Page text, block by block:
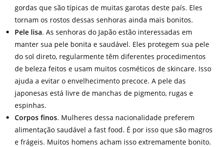
gordas que são típicas de muitas garotas deste país. Eles
tornam os rostos dessas senhoras ainda mais bonitos.
Pele lisa. As senhoras do Japão estão interessadas em
manter sua pele bonita e saudável. Eles protegem sua pele
do sol direto, regularmente têm diferentes procedimentos
de beleza feitos e usam muitos cosméticos de skincare. Isso
ajuda a evitar o envelhecimento precoce. A pele das
japonesas está livre de manchas de pigmento, rugas e
espinhas.
Corpos finos. Mulheres dessa nacionalidade preferem
alimentação saudável a fast food. É por isso que são magros
e frágeis. Muitos homens acham isso extremamente bonito.